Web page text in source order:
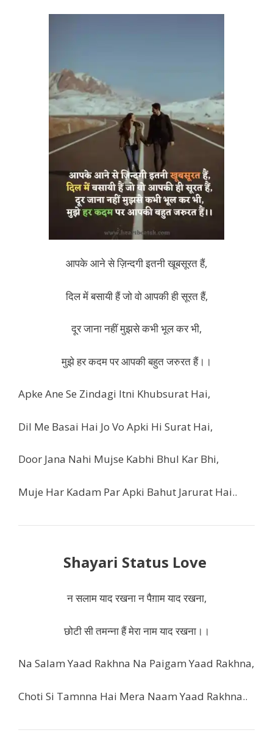
आपके आने से ज़िन्दगी इतनी खूबसूरत हैं,
दिल में बसायी हैं जो वो आपकी ही सूरत हैं,
दूर जाना नहीं मुझसे कभी भूल कर भी,
मुझे हर कदम पर आपकी बहुत जरुरत हैं।।
Apke Ane Se Zindagi Itni Khubsurat Hai,
Dil Me Basai Hai Jo Vo Apki Hi Surat Hai,
Door Jana Nahi Mujse Kabhi Bhul Kar Bhi,
Muje Har Kadam Par Apki Bahut Jarurat Hai..
Shayari Status Love
न सलाम याद रखना न पैग़ाम याद रखना,
छोटी सी तमन्ना हैं मेरा नाम याद रखना।।
Na Salam Yaad Rakhna Na Paigam Yaad Rakhna,
Choti Si Tamnna Hai Mera Naam Yaad Rakhna..